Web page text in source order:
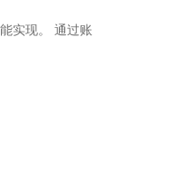
实现。 通过账